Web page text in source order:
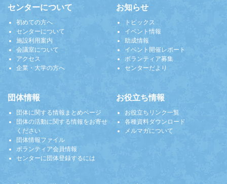
センターについて
初めての方へ
センターについて
施設利用案内
会議室について
アクセス
企業・大学の方へ
お知らせ
トピックス
イベント情報
助成情報
イベント開催レポート
ボランティア募集
センターだより
団体情報
団体に関する情報まとめページ
団体の活動に関する情報をお寄せ
ください
団体情報ファイル
ボランティア会員情報
センターに団体登録するには
お役立ち情報
お役立ちリンク一覧
各種資料ダウンロード
メルマガについて